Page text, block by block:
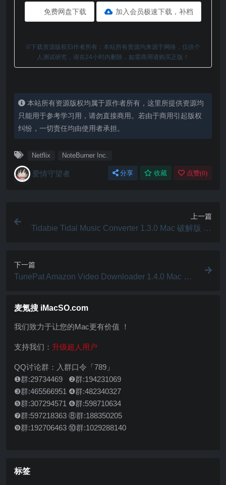
免费网盘下载 加入会员极速下载，补档
©下载资源版权归作者所有；本站所有资源均来源于网络，仅供个
人测试研究，请在24小时内删除，如需商用请购买正版！
本站所有资源版权均属于原作者所有，这里所提供资源均
只能用于参考学习用，请勿直接商用。若由于商用引起版权
纠纷，一切责任均由使用者承担。
Netflix NoteBurner Inc.
爱情守望者 分享 收藏 点赞(0)
上一篇
Tidabie Tidal Music Converter 1.3.0 Mac 破解版 tid
下一篇
TunePat Amazon Video Downloader 1.4.0 Mac 中
麦氪搜 iMacSO.com
我们致力于让您的Mac更有价值 ！
支持我们： 升级超人用户
QQ讨论群：入群口令「789」
❶群:29734469 ❷群:194231069
❸群:465566951 ❹群:482340327
❺群:307294571 ❻群:598710634
❼群:597218363 ⑧群:188350205
❾群:192706463 ⑩群:1029288140
标签